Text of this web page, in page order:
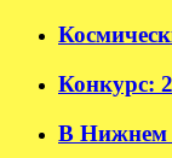
Конкурс:
В Нижнем